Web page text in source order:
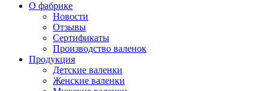
О фабрике
Новости
Отзывы
Сертификаты
Производство валенок
Продукция
Детские валенки
Женские валенки